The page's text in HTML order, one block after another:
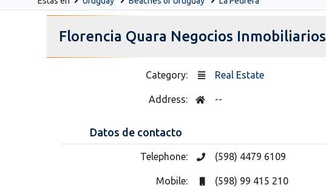
Florencia Quara Negocios Inmobiliarios
Category: Real Estate
Address: --
Datos de contacto
Telephone: (598) 4479 6109
Mobile: (598) 99 415 210